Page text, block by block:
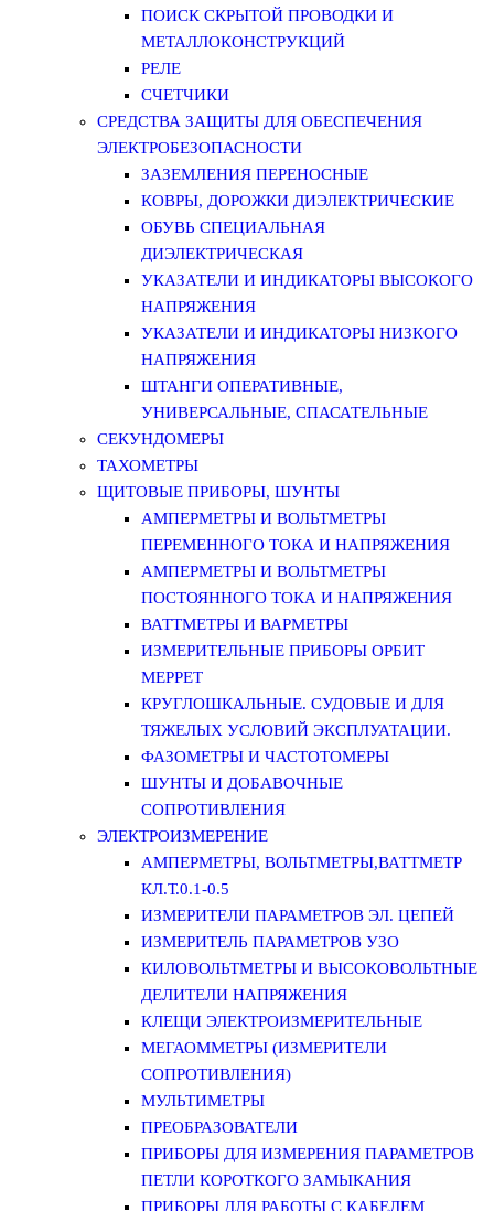
ПОИСК СКРЫТОЙ ПРОВОДКИ И
МЕТАЛЛОКОНСТРУКЦИЙ
РЕЛЕ
СЧЕТЧИКИ
СРЕДСТВА ЗАЩИТЫ ДЛЯ ОБЕСПЕЧЕНИЯ
ЭЛЕКТРОБЕЗОПАСНОСТИ
ЗАЗЕМЛЕНИЯ ПЕРЕНОСНЫЕ
КОВРЫ, ДОРОЖКИ ДИЭЛЕКТРИЧЕСКИЕ
ОБУВЬ СПЕЦИАЛЬНАЯ
ДИЭЛЕКТРИЧЕСКАЯ
УКАЗАТЕЛИ И ИНДИКАТОРЫ ВЫСОКОГО
НАПРЯЖЕНИЯ
УКАЗАТЕЛИ И ИНДИКАТОРЫ НИЗКОГО
НАПРЯЖЕНИЯ
ШТАНГИ ОПЕРАТИВНЫЕ,
УНИВЕРСАЛЬНЫЕ, СПАСАТЕЛЬНЫЕ
СЕКУНДОМЕРЫ
ТАХОМЕТРЫ
ЩИТОВЫЕ ПРИБОРЫ, ШУНТЫ
АМПЕРМЕТРЫ И ВОЛЬТМЕТРЫ
ПЕРЕМЕННОГО ТОКА И НАПРЯЖЕНИЯ
АМПЕРМЕТРЫ И ВОЛЬТМЕТРЫ
ПОСТОЯННОГО ТОКА И НАПРЯЖЕНИЯ
ВАТТМЕТРЫ И ВАРМЕТРЫ
ИЗМЕРИТЕЛЬНЫЕ ПРИБОРЫ ОРБИТ
МЕРРЕТ
КРУГЛОШКАЛЬНЫЕ. СУДОВЫЕ И ДЛЯ
ТЯЖЕЛЫХ УСЛОВИЙ ЭКСПЛУАТАЦИИ.
ФАЗОМЕТРЫ И ЧАСТОТОМЕРЫ
ШУНТЫ И ДОБАВОЧНЫЕ
СОПРОТИВЛЕНИЯ
ЭЛЕКТРОИЗМЕРЕНИЕ
АМПЕРМЕТРЫ, ВОЛЬТМЕТРЫ,ВАТТМЕТР
КЛ.Т.0.1-0.5
ИЗМЕРИТЕЛИ ПАРАМЕТРОВ ЭЛ. ЦЕПЕЙ
ИЗМЕРИТЕЛЬ ПАРАМЕТРОВ УЗО
КИЛОВОЛЬТМЕТРЫ И ВЫСОКОВОЛЬТНЫЕ
ДЕЛИТЕЛИ НАПРЯЖЕНИЯ
КЛЕЩИ ЭЛЕКТРОИЗМЕРИТЕЛЬНЫЕ
МЕГАОММЕТРЫ (ИЗМЕРИТЕЛИ
СОПРОТИВЛЕНИЯ)
МУЛЬТИМЕТРЫ
ПРЕОБРАЗОВАТЕЛИ
ПРИБОРЫ ДЛЯ ИЗМЕРЕНИЯ ПАРАМЕТРОВ
ПЕТЛИ КОРОТКОГО ЗАМЫКАНИЯ
ПРИБОРЫ ДЛЯ РАБОТЫ С КАБЕЛЕМ